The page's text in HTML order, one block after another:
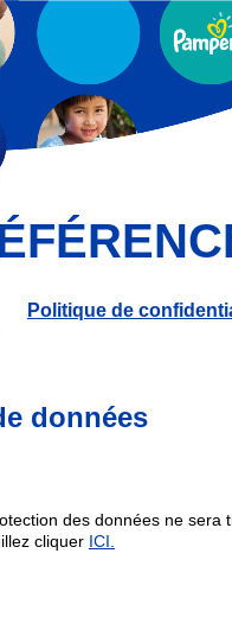
Politique de
données
des données ne sera
cliquer ICI.